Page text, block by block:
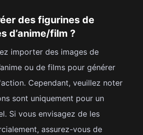
des figurines de
d’anime/film ?
importer des images de
ou de films pour générer
Cependant, veuillez noter
sont uniquement pour un
Si vous envisagez de les
assurez-vous de